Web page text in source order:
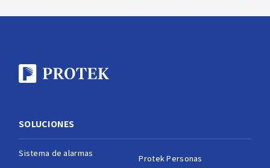
SOLUCIONES
Sistema de alarmas
Protek Personas